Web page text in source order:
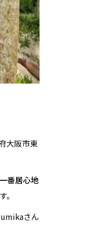
大阪市東
番居心地
さん